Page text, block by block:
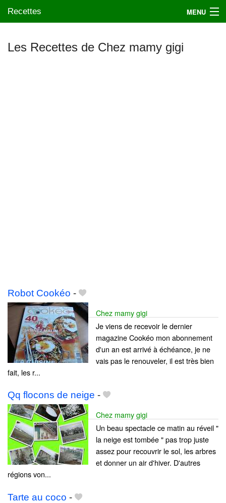
Recettes MENU
Les Recettes de Chez mamy gigi
Robot Cookéo -
Chez mamy gigi
Je viens de recevoir le dernier
magazine Cookéo mon abonnement
d'un an est arrivé à échéance, je ne
vais pas le renouveler, il est très bien
fait, les r...
Qq flocons de neige -
Chez mamy gigi
Un beau spectacle ce matin au réveil "
la neige est tombée " pas trop juste
assez pour recouvrir le sol, les arbres
et donner un air d'hiver. D'autres
régions von...
Tarte au coco -